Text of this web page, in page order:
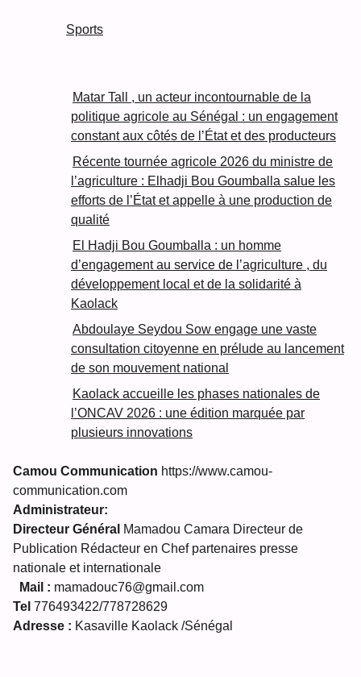
Sports
Matar Tall , un acteur incontournable de la
politique agricole au Sénégal : un engagement
constant aux côtés de l’État et des producteurs
Récente tournée agricole 2026 du ministre de
l’agriculture : Elhadji Bou Goumballa salue les
efforts de l’État et appelle à une production de
qualité
El Hadji Bou Goumballa : un homme
d’engagement au service de l’agriculture , du
développement local et de la solidarité à
Kaolack
Abdoulaye Seydou Sow engage une vaste
consultation citoyenne en prélude au lancement
de son mouvement national
Kaolack accueille les phases nationales de
l’ONCAV 2026 : une édition marquée par
plusieurs innovations
Camou Communication https://www.camou-
communication.com
Administrateur:
Directeur Général Mamadou Camara Directeur de
Publication Rédacteur en Chef partenaires presse
nationale et internationale
Mail : mamadouc76@gmail.com
Tel 776493422/778728629
Adresse : Kasaville Kaolack /Sénégal